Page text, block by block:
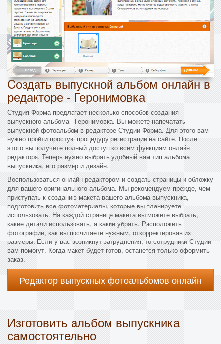
Cоздать выпускной альбом онлайн в
редакторе - Геронимовка
Студия Форма предлагает несколько способов создания
выпускного альбома - Геронимовка. Вы можете напечатать
выпускной фотоальбом в редакторе Студии Форма. Для этого вам
нужно пройти простую процедуру регистрации на сайте. После
этого вы получите полный доступ ко всем функциям онлайн
редактора. Теперь нужно выбрать удобный вам тип альбома
выпускника, его размер и дизайн.
Воспользоваться онлайн-редактором и создать страницы и обложку
для вашего оригинального альбома. Мы рекомендуем прежде, чем
приступать к созданию макета вашего альбома выпускника,
подготовить все фотоматериалы, которые вы планируете
использовать. На каждой странице макета вы можете выбрать,
какие детали использовать, а какие убрать. Расположить
фотографии, как вы посчитаете нужным, откорректировав их
размеры. Если у вас возникнут затруднения, то сотрудники Студии
вам помогут. Когда макет будет готов, останется только оформить
заказ.
Редактор выпускных фотоальбомов онлайн
Изготовить альбом выпускника
самостоятельно